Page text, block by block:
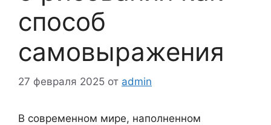
способ
самовыражения
27 февраля 2025 от admin
В современном мире, наполненном